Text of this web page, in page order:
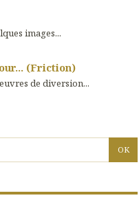
images...
(Friction)
de diversion...